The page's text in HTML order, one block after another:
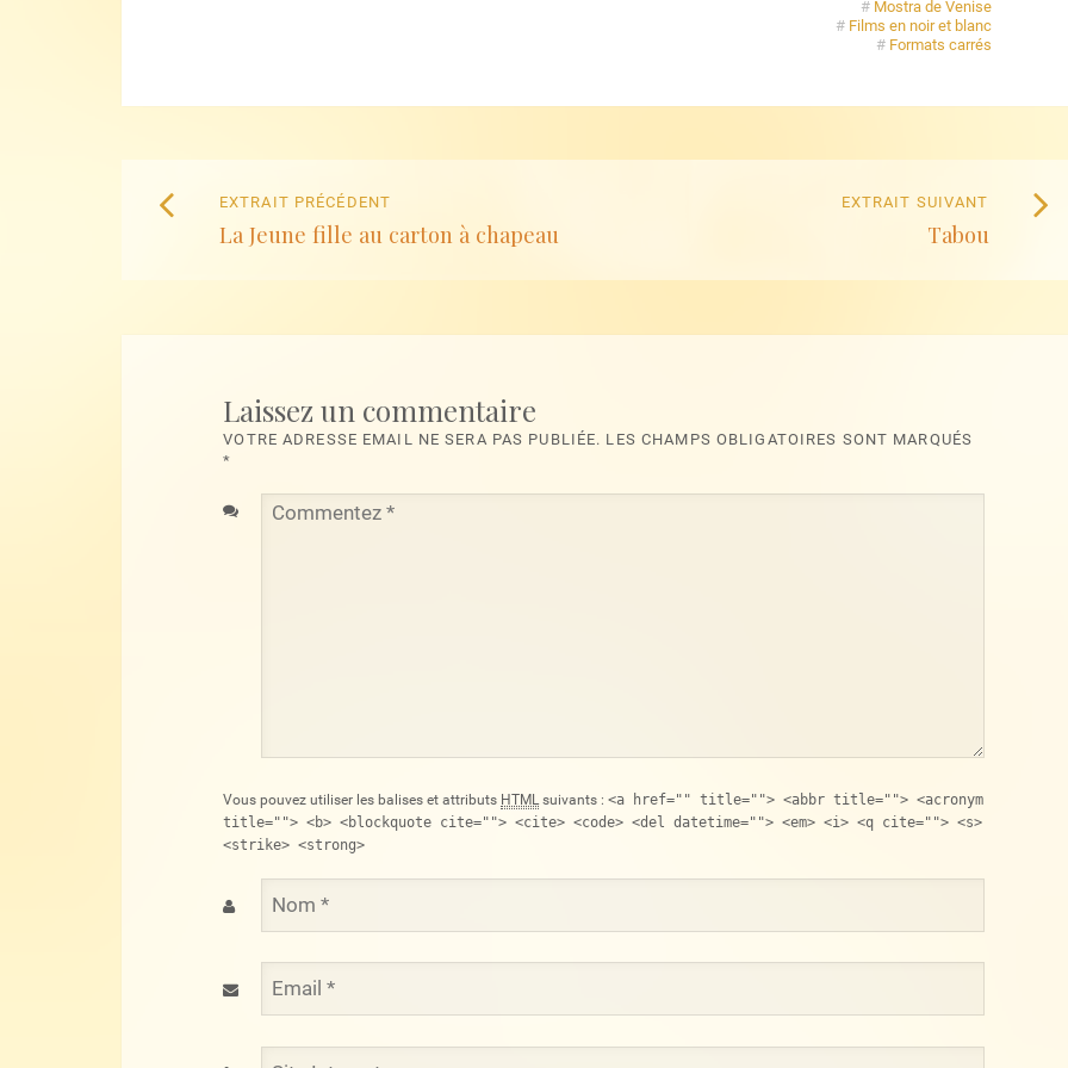
# Mostra de Venise
# Films en noir et blanc
# Formats carrés
Naviguez
parmi
articles
EXTRAIT PRÉCÉDENT
précédent
La Jeune fille au carton à chapeau
EXTRAIT SUIVANT
Tabou
Extrait
Laissez un commentaire
VOTRE ADRESSE EMAIL NE SERA PAS PUBLIÉE. LES CHAMPS OBLIGATOIRES SONT MARQUÉS
*
Commentez
Vous pouvez utiliser les balises et attributs HTMLsuivants :<a href="" title=""> <abbr title=""> <acronym
title=""> <b> <blockquote cite=""> <cite> <code> <del datetime=""> <em> <i> <q cite=""> <s>
<strike> <strong>
Nom
Email